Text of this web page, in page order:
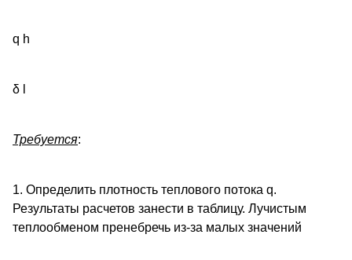
q h
δ l
Требуется:
1. Определить плотность теплового потока q.
Результаты расчетов занести в таблицу. Лучистым
теплообменом пренебречь из-за малых значений